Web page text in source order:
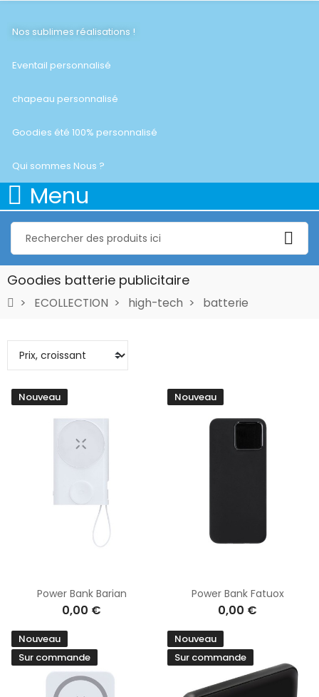
Nos sublimes réalisations !
Eventail personnalisé
chapeau personnalisé
Goodies été 100% personnalisé
Qui sommes Nous ?
Menu
Goodies batterie publicitaire
ECOLLECTION high-tech batterie
Nouveau
Power Bank Barian
0,00 €
Nouveau
Power Bank Fatuox
0,00 €
Nouveau
Sur commande
Nouveau
Sur commande